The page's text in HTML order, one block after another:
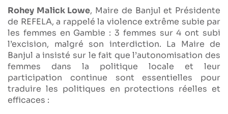
Rohey Malick Lowe, Maire de Banjul et Présidente
de REFELA, a rappelé la violence extrême subie par
les femmes en Gambie : 3 femmes sur 4 ont subi
l’excision, malgré son interdiction. La Maire de
Banjul a insisté sur le fait que l’autonomisation des
femmes dans la politique locale et leur
participation continue sont essentielles pour
traduire les politiques en protections réelles et
efficaces :